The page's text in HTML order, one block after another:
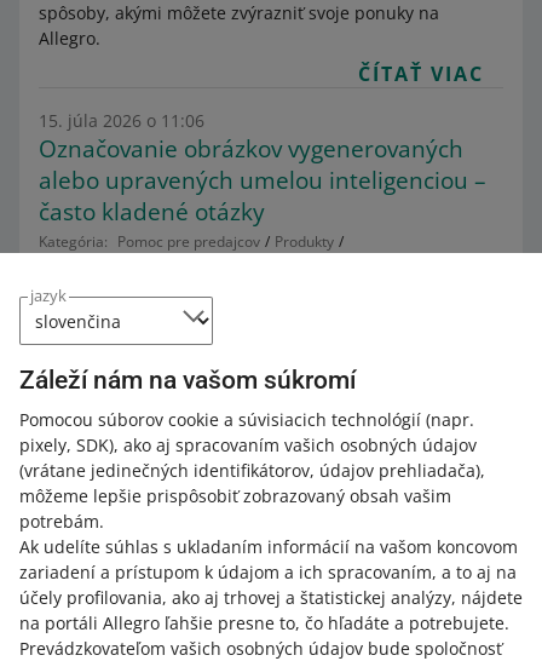
jazyk
Záleží nám na vašom súkromí
Pomocou súborov cookie a súvisiacich technológií (napr.
pixely, SDK), ako aj spracovaním vašich osobných údajov
(vrátane jedinečných identifikátorov, údajov prehliadača),
môžeme lepšie prispôsobiť zobrazovaný obsah vašim
potrebám.
Ak udelíte súhlas s ukladaním informácií na vašom koncovom
zariadení a prístupom k údajom a ich spracovaním, a to aj na
účely profilovania, ako aj trhovej a štatistickej analýzy, nájdete
na portáli Allegro ľahšie presne to, čo hľadáte a potrebujete.
Prevádzkovateľom vašich osobných údajov bude spoločnosť
spôsoby, akými môžete zvýrazniť svoje ponuky na
Allegro.
ČÍTAŤ VIAC
15. júla 2026 o 11:06
Označovanie obrázkov vygenerovaných
alebo upravených umelou inteligenciou –
často kladené otázky
Kategória: Pomoc pre predajcov
Produkty
2. augusta nadobudne účinnosť akt EÚ o umelej
inteligencii. Zavedie nové pravidlá pre transparentnosť
online obsahu generovaného umelou inteligenciou. Aby
sme vám pomohli prispôsobiť sa týmto novým právnym
požiadavkám, čoskoro vám poskytneme beta verziu
nástroja na označovanie obrázkov vo vašich ponukách
vygenerovaných umelou inteligenciou.
ČÍTAŤ VIAC